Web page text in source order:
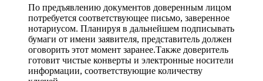
По предъявлению документов доверенным лицом
потребуется соответствующее письмо, заверенное
нотариусом. Планируя в дальнейшем подписывать
бумаги от имени заявителя, представитель должен
оговорить этот момент заранее.Также доверитель
готовит чистые конверты и электронные носители
информации, соответствующие количеству